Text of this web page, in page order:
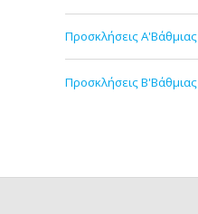
Προσκλήσεις Α'Βάθμιας
Προσκλήσεις Β'Βάθμιας